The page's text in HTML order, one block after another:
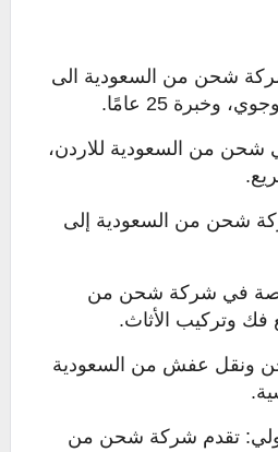
شحن من السعودية الى
وخبرة 25 عامًا.
شحن من السعودية للاردن،
شحن من السعودية إلى
في شركة شحن من
فك وتركيب الأثاث.
ونقل عفش من السعودية
تقدم شركة شحن من